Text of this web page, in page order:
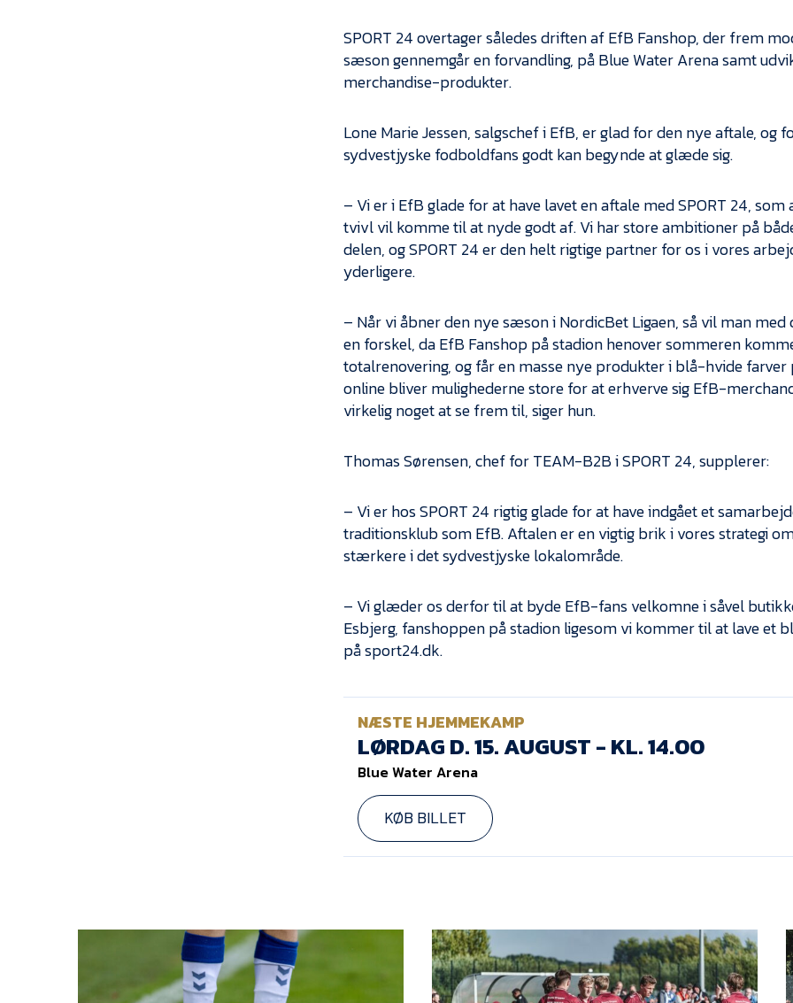
SPORT 24 overtager således driften af EfB Fanshop, der frem
sæson gennemgår en forvandling, på Blue Water Arena samt
merchandise-produkter.
Lone Marie Jessen, salgschef i EfB, er glad for den nye aftale, og
sydvestjyske fodboldfans godt kan begynde at glæde sig.
– Vi er i EfB glade for at have lavet en aftale med SPORT 24,
tvivl vil komme til at nyde godt af. Vi har store ambitioner på
delen, og SPORT 24 er den helt rigtige partner for os i vores
yderligere.
– Når vi åbner den nye sæson i NordicBet Ligaen, så vil man med
en forskel, da EfB Fanshop på stadion henover sommeren
totalrenovering, og får en masse nye produkter i blå-hvide farver
online bliver mulighederne store for at erhverve sig EfB-
virkelig noget at se frem til, siger hun.
Thomas Sørensen, chef for TEAM-B2B i SPORT 24, supplerer:
– Vi er hos SPORT 24 rigtig glade for at have indgået et
traditionsklub som EfB. Aftalen er en vigtig brik i vores strategi
stærkere i det sydvestjyske lokalområde.
– Vi glæder os derfor til at byde EfB-fans velkomne i såvel
Esbjerg, fanshoppen på stadion ligesom vi kommer til at lave et
på sport24.dk.
NÆSTE HJEMMEKAMP
LØRDAG D. 15. AUGUST - KL. 14.00
Blue Water Arena
KØB BILLET